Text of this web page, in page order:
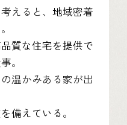
えると、 地域密着
質な住宅を提供で
。
温かみある家が出
備えている。